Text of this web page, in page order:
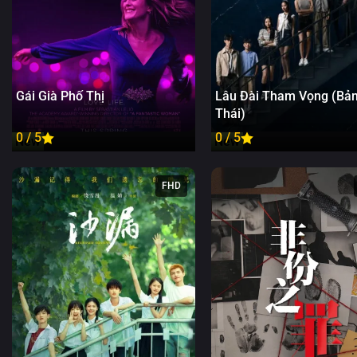
New
Gái Già Phố Thị
0 / 5 New
Lâu Đài Tham Vọng (Bản
Thái)
0 / 5
FHD